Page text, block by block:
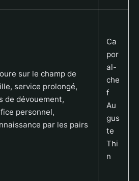
sur le champ de
service prolongé,
de dévouement,
personnel,
par les pairs
Ca
por
al-
che
f
Au
gus
te
Thi
n